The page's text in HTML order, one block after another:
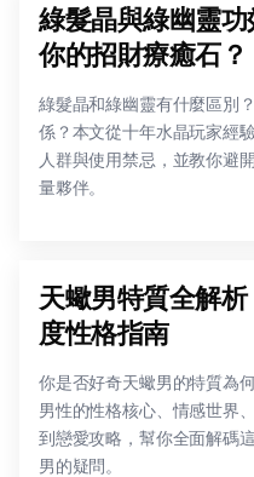
綠髮晶與綠幽靈
你的招財療癒石？
綠髮晶和綠幽靈有什麼區別
係？本文從十年水晶玩家經
人群與使用禁忌，並教你避
量夥伴。
天蠍男特質全解
度性格指南
你是否好奇天蠍男的特質為
男性的性格核心、情感世界
到戀愛攻略，幫你全面解碼
男的疑問。